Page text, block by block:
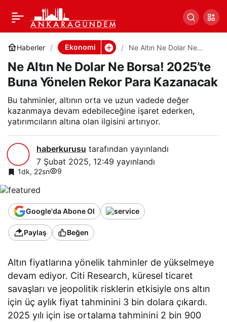
Haberler Ekonomi
Ne Altın Ne Dolar Ne
Yönelen Rekor Para
Kazanacak
Ne Altın Ne Dolar Ne Borsa! 2025’te
Buna Yönelen Rekor Para Kazanacak
Bu tahminler, altının orta ve uzun vadede değer
kazanmaya devam edebileceğine işaret ederken,
yatırımcıların altına olan ilgisini artırıyor.
haberkurusu tarafından yayınlandı
7 Şubat 2025, 12:49 yayınlandı
1dk, 22sn 9
Google'da Abone Ol
Paylaş Beğen
Altın fiyatlarına yönelik tahminler de yükselmeye
devam ediyor. Citi Research, küresel ticaret
savaşları ve jeopolitik risklerin etkisiyle ons altın
için üç aylık fiyat tahminini 3 bin dolara çıkardı.
2025 yılı için ise ortalama tahminini 2 bin 900
Ne Altın Ne Dolar Ne
Borsa! 2025’te Buna
Yönelen Rekor Para
Kazanacak
Paylaş